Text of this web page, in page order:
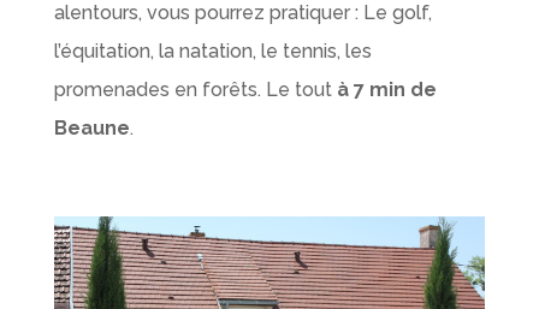
alentours, vous pourrez pratiquer : Le golf,
l’équitation, la natation, le tennis, les
promenades en forêts. Le tout à 7 min de
Beaune.